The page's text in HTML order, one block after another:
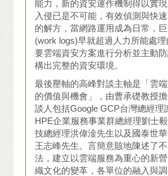
能力，新的資安運作機制得以實
入侵已是不可能，有效偵測與快
的解方，當網路運用成為日常，
(work logs)早就超過人力所能處
要雲端資安方案進行分析並主動
構出完整的資安環境。
最後壓軸的高峰對談主軸是「雲
的價值與機會」，由曹承礎教授
談人包括Google GCP台灣總經理
HPE企業服務事業群總經理劉士
技總經理洪偉淦先生以及國泰世
王志峰先生。言簡意賅地陳述了
法，建立以雲端服務為重心的新
織文化的變革，各單位的融入與